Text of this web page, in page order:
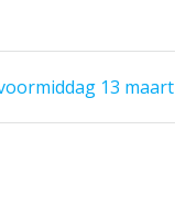
13 maart